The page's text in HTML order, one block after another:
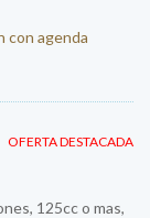
con agenda
OFERTA DESTACADA
125cc o mas,